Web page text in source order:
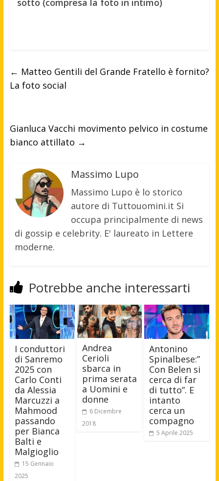
sotto (compresa la foto in intimo)
← Matteo Gentili del Grande Fratello è fornito?
La foto social
Gianluca Vacchi movimento pelvico in costume
bianco attillato →
Massimo Lupo
Massimo Lupo è lo storico
autore di Tuttouomini.it Si
occupa principalmente di news
di gossip e celebrity. E' laureato in Lettere
moderne.
Potrebbe anche interessarti
I conduttori
di Sanremo
2025 con
Carlo Conti
da Alessia
Marcuzzi a
Mahmood
passando
per Bianca
Balti e
Malgioglio
15 Gennaio
2025
Andrea
Cerioli
sbarca in
prima serata
a Uomini e
donne
6 Dicembre
2018
Antonino
Spinalbese:”
Con Belen si
cerca di far
di tutto”. E
intanto
cerca un
compagno
5 Aprile 2025